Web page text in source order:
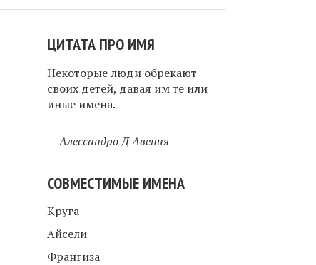
ЦИТАТА ПРО ИМЯ
Некоторые люди обрекают
своих детей, давая им те или
иные имена.
—Алессандро Д Авения
СОВМЕСТИМЫЕ ИМЕНА
Круга
Айсели
Франгиза